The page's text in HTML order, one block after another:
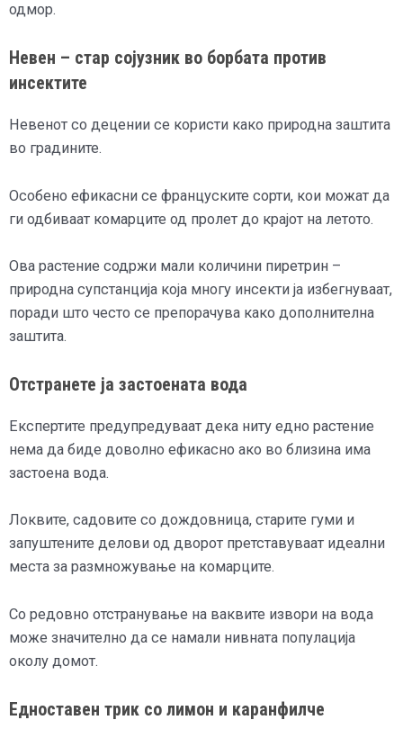
одмор.
Невен – стар сојузник во борбата против
инсектите
Невенот со децении се користи како природна заштита
во градините.
Особено ефикасни се француските сорти, кои можат да
ги одбиваат комарците од пролет до крајот на летото.
Ова растение содржи мали количини пиретрин –
природна супстанција која многу инсекти ја избегнуваат,
поради што често се препорачува како дополнителна
заштита.
Отстранете ја застоената вода
Експертите предупредуваат дека ниту едно растение
нема да биде доволно ефикасно ако во близина има
застоена вода.
Локвите, садовите со дождовница, старите гуми и
запуштените делови од дворот претставуваат идеални
места за размножување на комарците.
Со редовно отстранување на ваквите извори на вода
може значително да се намали нивната популација
околу домот.
Едноставен трик со лимон и каранфилче